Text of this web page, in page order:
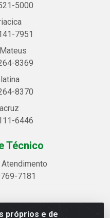
próprios e de
5000
7951
8369
8370
6446
Técnico
7181